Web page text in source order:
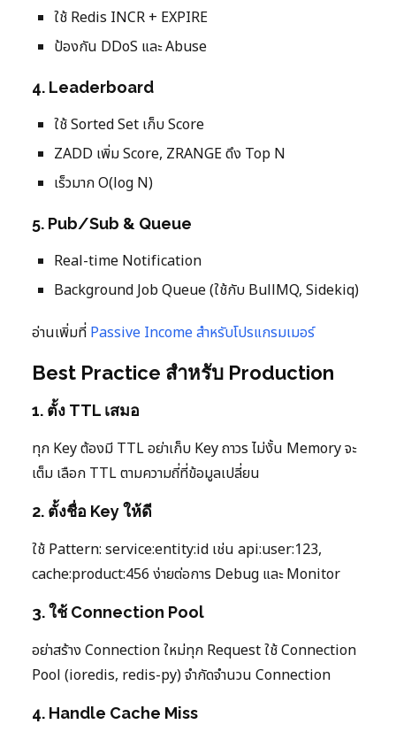
ใช้ Redis INCR + EXPIRE
ป้องกัน DDoS และ Abuse
4. Leaderboard
ใช้ Sorted Set เก็บ Score
ZADD เพิ่ม Score, ZRANGE ดึง Top N
เร็วมาก O(log N)
5. Pub/Sub & Queue
Real-time Notification
Background Job Queue (ใช้กับ BullMQ, Sidekiq)
อ่านเพิ่มที่ Passive Income สำหรับโปรแกรมเมอร์
Best Practice สำหรับ Production
1. ตั้ง TTL เสมอ
ทุก Key ต้องมี TTL อย่าเก็บ Key ถาวร ไม่งั้น Memory จะ
เต็ม เลือก TTL ตามความถี่ที่ข้อมูลเปลี่ยน
2. ตั้งชื่อ Key ให้ดี
ใช้ Pattern: service:entity:id เช่น api:user:123,
cache:product:456 ง่ายต่อการ Debug และ Monitor
3. ใช้ Connection Pool
อย่าสร้าง Connection ใหม่ทุก Request ใช้ Connection
Pool (ioredis, redis-py) จำกัดจำนวน Connection
4. Handle Cache Miss